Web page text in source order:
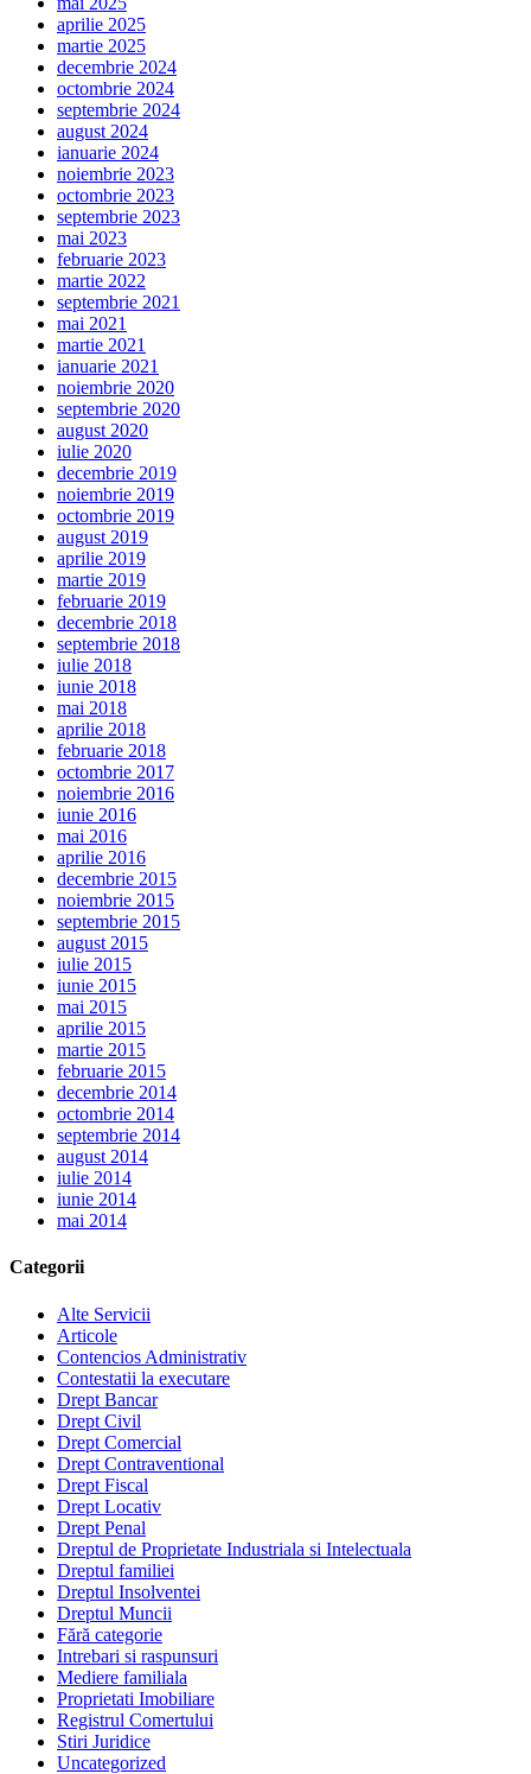
aprilie 2025
martie 2025
decembrie 2024
octombrie 2024
septembrie 2024
august 2024
ianuarie 2024
noiembrie 2023
octombrie 2023
septembrie 2023
mai 2023
februarie 2023
martie 2022
septembrie 2021
mai 2021
martie 2021
ianuarie 2021
noiembrie 2020
septembrie 2020
august 2020
iulie 2020
decembrie 2019
noiembrie 2019
octombrie 2019
august 2019
aprilie 2019
martie 2019
februarie 2019
decembrie 2018
septembrie 2018
iulie 2018
iunie 2018
mai 2018
aprilie 2018
februarie 2018
octombrie 2017
noiembrie 2016
iunie 2016
mai 2016
aprilie 2016
decembrie 2015
noiembrie 2015
septembrie 2015
august 2015
iulie 2015
iunie 2015
mai 2015
aprilie 2015
martie 2015
februarie 2015
decembrie 2014
octombrie 2014
septembrie 2014
august 2014
iulie 2014
iunie 2014
mai 2014
Categorii
Alte Servicii
Articole
Contencios Administrativ
Contestatii la executare
Drept Bancar
Drept Civil
Drept Comercial
Drept Contraventional
Drept Fiscal
Drept Locativ
Drept Penal
Dreptul de Proprietate Industriala si Intelectuala
Dreptul familiei
Dreptul Insolventei
Dreptul Muncii
Fără categorie
Intrebari si raspunsuri
Mediere familiala
Proprietati Imobiliare
Registrul Comertului
Stiri Juridice
Uncategorized